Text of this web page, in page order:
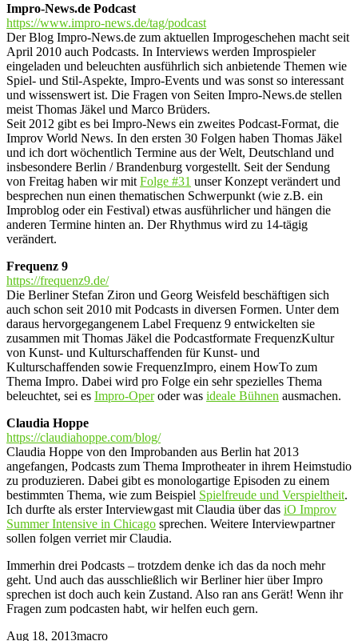
Impro-News.de Podcast
https://www.impro-news.de/tag/podcast
Der Blog Impro-News.de zum aktuellen Improgeschehen macht seit
April 2010 auch Podcasts. In Interviews werden Improspieler
eingeladen und beleuchten ausführlich sich anbietende Themen wie
Spiel- und Stil-Aspekte, Impro-Events und was sonst so interessant
und wissenswert ist. Die Fragen von Seiten Impro-News.de stellen
meist Thomas Jäkel und Marco Brüders.
Seit 2012 gibt es bei Impro-News ein zweites Podcast-Format, die
Improv World News. In den ersten 30 Folgen haben Thomas Jäkel
und ich dort wöchentlich Termine aus der Welt, Deutschland und
insbesondere Berlin / Brandenburg vorgestellt. Seit der Sendung
von Freitag haben wir mit Folge #31 unser Konzept verändert und
besprechen nun einen thematischen Schwerpunkt (wie z.B. ein
Improblog oder ein Festival) etwas ausführlicher und hängen die
anderen Termine hinten an. Der Rhythmus wird zu 14-tägig
verändert.
Frequenz 9
https://frequenz9.de/
Die Berliner Stefan Ziron und Georg Weisfeld beschäftigen sich
auch schon seit 2010 mit Podcasts in diversen Formen. Unter dem
daraus hervorgegangenem Label Frequenz 9 entwickelten sie
zusammen mit Thomas Jäkel die Podcastformate FrequenzKultur
von Kunst- und Kulturschaffenden für Kunst- und
Kulturschaffenden sowie FrequenzImpro, einem HowTo zum
Thema Impro. Dabei wird pro Folge ein sehr spezielles Thema
beleuchtet, sei es Impro-Operoder was ideale Bühnen ausmachen.
Claudia Hoppe
https://claudiahoppe.com/blog/
Claudia Hoppe von den Improbanden aus Berlin hat 2013
angefangen, Podcasts zum Thema Improtheater in ihrem Heimstudio
zu produzieren. Dabei gibt es monologartige Episoden zu einem
bestimmten Thema, wie zum Beispiel Spielfreude und Verspieltheit.
Ich durfte als erster Interviewgast mit Claudia über das iO Improv
Summer Intensive in Chicago sprechen. Weitere Interviewpartner
sollen folgen verriet mir Claudia.
Immerhin drei Podcasts – trotzdem denke ich das da noch mehr
geht. Und auch das ausschließlich wir Berliner hier über Impro
sprechen ist doch auch kein Zustand. Also ran ans Gerät! Wenn ihr
Fragen zum podcasten habt, wir helfen euch gern.
Aug 18, 2013macro